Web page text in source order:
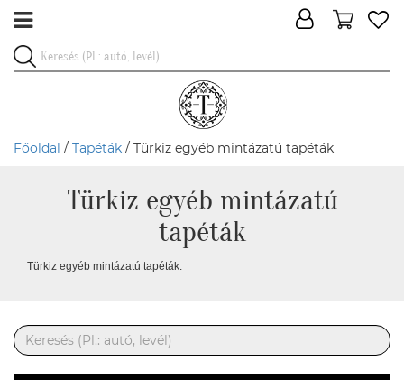
Főoldal / Tapéták / Türkiz egyéb mintázatú tapéták
Türkiz egyéb mintázatú
tapéták
Türkiz egyéb mintázatú tapéták.